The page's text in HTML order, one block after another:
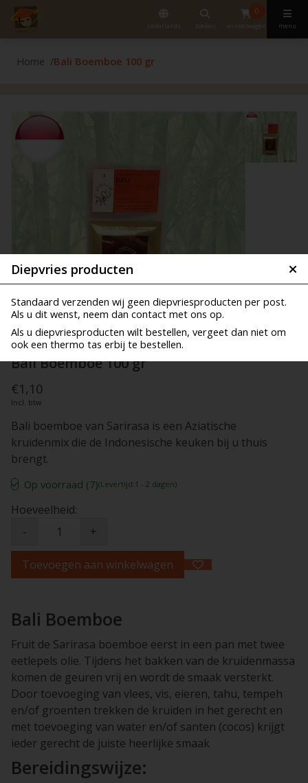
nederlands zoeken
0
winkelwagen menu
Diepvries producten
Standaard verzenden wij geen diepvriesproducten per post.
Als u dit wenst, neem dan contact met ons op.
Als u diepvriesproducten wilt bestellen, vergeet dan niet om
ook een thermo tas erbij te bestellen.
Home Bali Boemboe 100 gr
Bali Boemboe 100 gr
€1,10
Incl. btw
Bali boemboe van Sarirasa is een Aziatische
kruidenmix die de Indonesische keuken bij u thuis
brengt.
Op voorraad (7)(Levertijd:1 - 2 dagen)
Hoeveelheid:
-
+
Toevoegen aan winkelwagen
Bali Boemboe
Fruit de Sarirasa boemboe eerst in een pan met twee
eetlepels olie. Tijdens het bakken van de kruidenmassa
komen de geuren vrij en wordt de smaak versterkt.
Door toevoeging van vlees, vis, eieren, tahu, tempeh
en/of groenten trekken de kruiden in het gerecht en
met toevoeging van water en/of santen (cocos) krijgt
ieder gerecht de juiste heerlijke smaak
Bereidingswijze: